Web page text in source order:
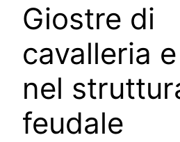
Giostre di
cavalleria
nel
feudale